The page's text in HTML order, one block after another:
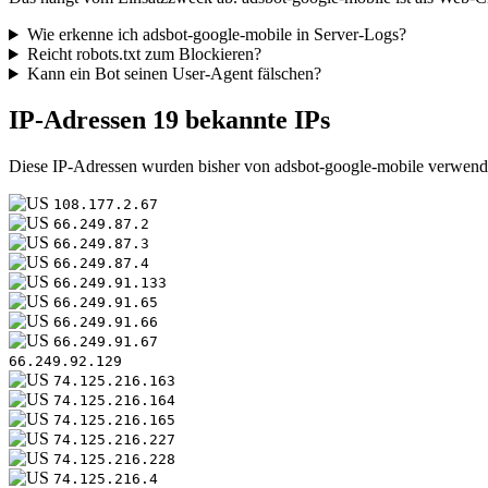
Wie erkenne ich adsbot-google-mobile in Server-Logs?
Reicht robots.txt zum Blockieren?
Kann ein Bot seinen User-Agent fälschen?
IP-Adressen 19 bekannte IPs
Diese IP-Adressen wurden bisher von adsbot-google-mobile
108.177.2.67
66.249.87.2
66.249.87.3
66.249.87.4
66.249.91.133
66.249.91.65
66.249.91.66
66.249.91.67
66.249.92.129
74.125.216.163
74.125.216.164
74.125.216.165
74.125.216.227
74.125.216.228
74.125.216.4